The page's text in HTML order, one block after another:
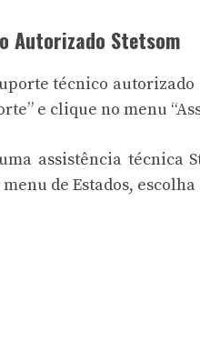
Autorizado Stetsom
técnico autorizado
e clique no menu
assistência técnica
de Estados,